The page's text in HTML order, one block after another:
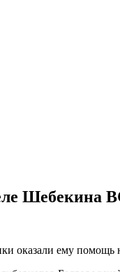
Шебекина
оказали ему помощь